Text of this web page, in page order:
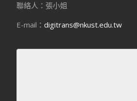
聯絡人：張小姐
E-mail：digitrans@nkust.edu.tw